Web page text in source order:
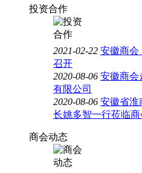
投资合作
2021-02-22 安徽商会
召开
2020-08-06 安徽商会
有限公司
2020-08-06 安徽省淮
长姚多智一行莅临
商会动态